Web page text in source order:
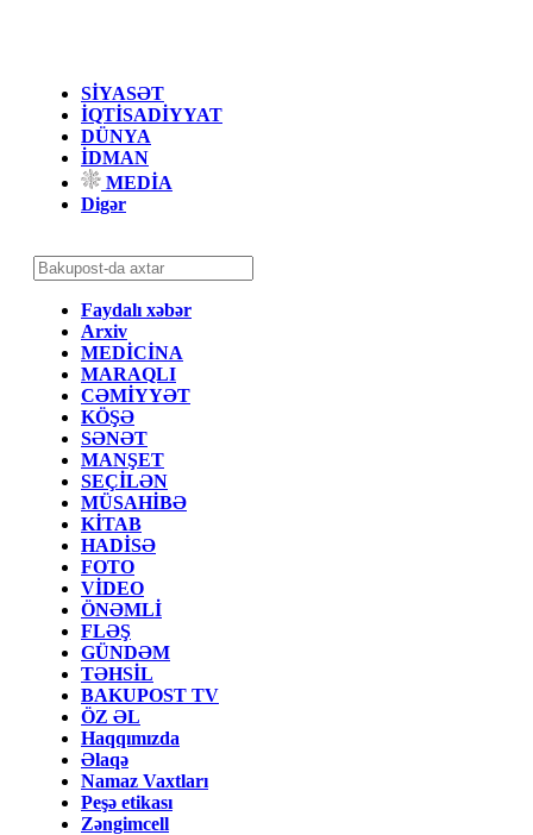
SİYASƏT
İQTİSADİYYAT
DÜNYA
İDMAN
MEDİA
Digər
Faydalı xəbər
Arxiv
MEDİCİNA
MARAQLI
CƏMİYYƏT
KÖŞƏ
SƏNƏT
MANŞET
SEÇİLƏN
MÜSAHİBƏ
KİTAB
HADİSƏ
FOTO
VİDEO
ÖNƏMLİ
FLƏŞ
GÜNDƏM
TƏHSİL
BAKUPOST TV
ÖZ ƏL
Haqqımızda
Əlaqə
Namaz Vaxtları
Peşə etikası
Zəngimcell